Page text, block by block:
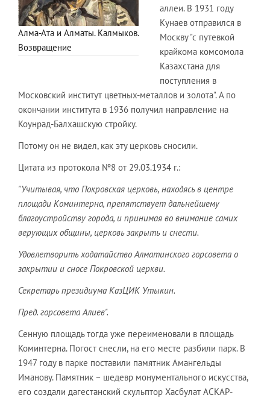
Алма-Ата и Алматы. Калмыков.
Возвращение
аллеи. В 1931 году
Кунаев отправился в
Москву "с путевкой
крайкома комсомола
Казахстана для
поступления в
Московский институт цветных-металлов и золота". А по
окончании института в 1936 получил направление на
Коунрад-Балхашскую стройку.
Потому он не видел, как эту церковь сносили.
Цитата из протокола №8 от 29.03.1934 г.:
"Учитывая, что Покровская церковь, находясь в центре
площади Коминтерна, препятствует дальнейшему
благоустройству города, и принимая во внимание самих
верующих общины, церковь закрыть и снести.
Удовлетворить ходатайство Алматинского горсовета о
закрытии и сносе Покровской церкви.
Секретарь президиума КазЦИК Утыкин.
Пред. горсовета Алиев".
Сенную площадь тогда уже переименовали в площадь
Коминтерна. Погост снесли, на его месте разбили парк. В
1947 году в парке поставили памятник Амангельды
Иманову. Памятник – шедевр монументального искусства,
его создали дагестанский скульптор Хасбулат АСКАР-